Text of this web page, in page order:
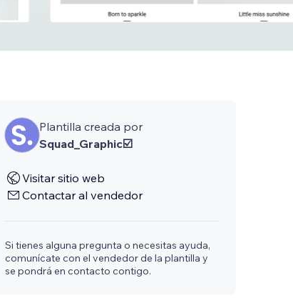
Plantilla creada por
Squad_Graphic☑️
Visitar sitio web
Contactar al vendedor
Si tienes alguna pregunta o necesitas ayuda,
comunícate con el vendedor de la plantilla y
se pondrá en contacto contigo.